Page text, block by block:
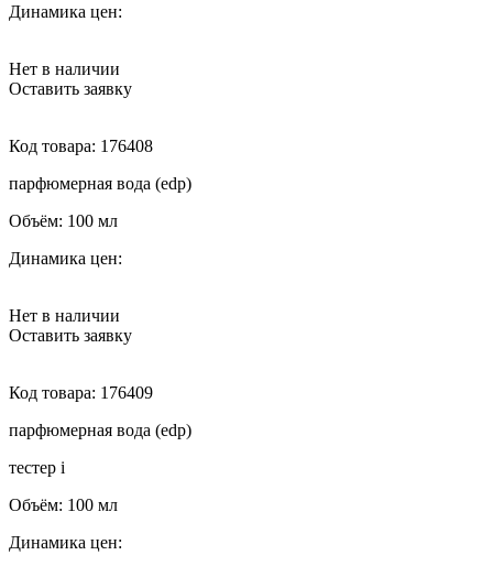
Динамика цен:
Нет в наличии
Оставить заявку
Код товара: 176408
парфюмерная вода (edp)
Объём: 100 мл
Динамика цен:
Нет в наличии
Оставить заявку
Код товара: 176409
парфюмерная вода (edp)
тестер i
Объём: 100 мл
Динамика цен: